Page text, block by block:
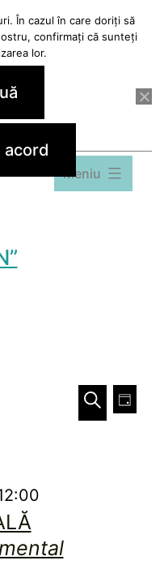
Meniu
Caută
Zi
În cazul în care doriți să
confirmați că sunteți
lor.
acord